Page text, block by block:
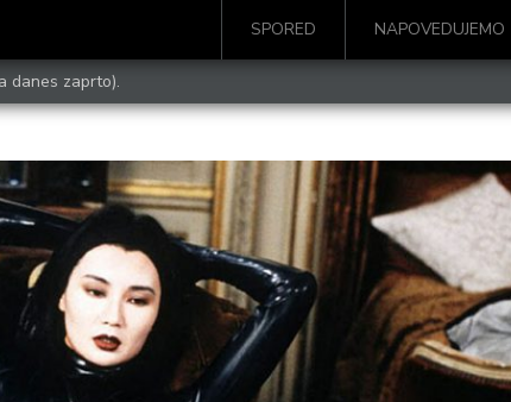
SPORED NAPOVEDUJEMO
danes zaprto).